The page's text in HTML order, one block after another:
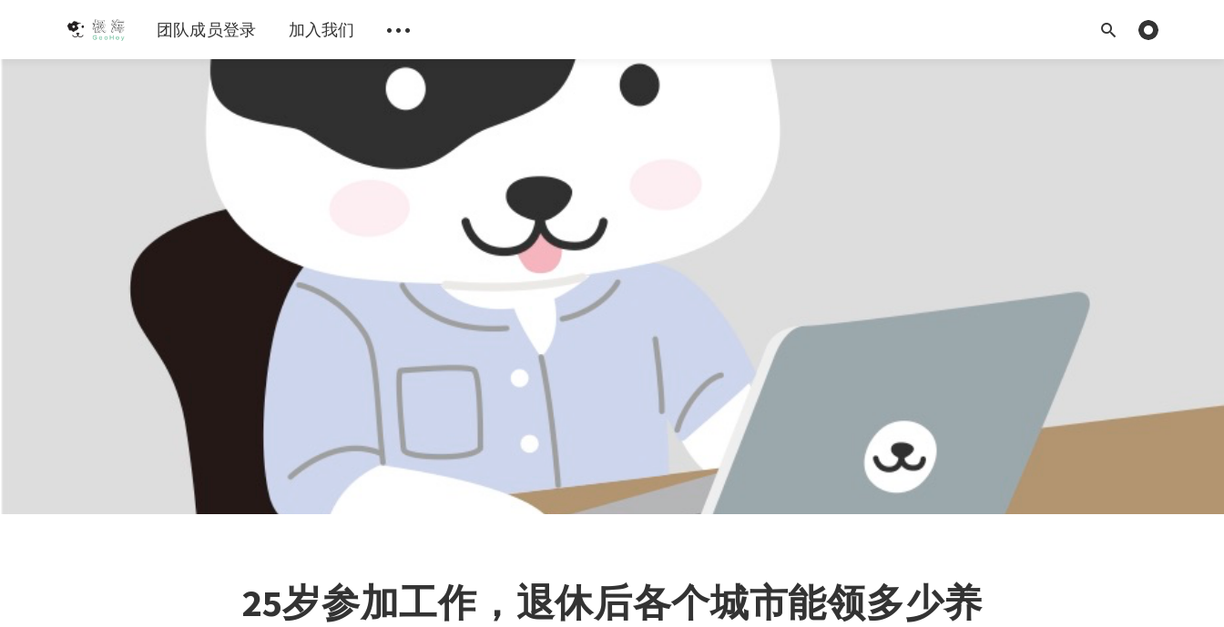
团队成员登录 加入我们
25岁参加工作，退休后各个城市能领多少养